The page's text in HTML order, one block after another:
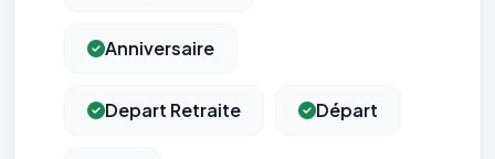
Anniversaire
Depart Retraite Départ